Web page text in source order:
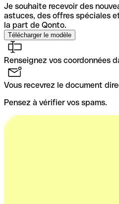
Je souhaite recevoir des
astuces, des offres spéciales
la part de Qonto.
Renseignez vos coordonnées
Vous recevrez le document
Pensez à vérifier vos spams.